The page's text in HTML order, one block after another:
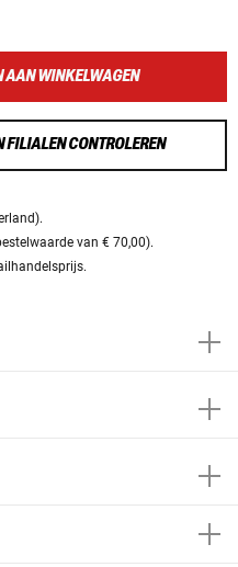
AAN WINKELWAGEN
CONTROLEREN
van € 70,00).